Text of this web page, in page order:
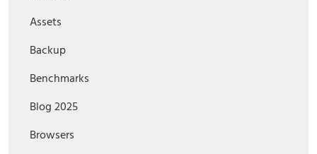
Assets
Backup
Benchmarks
Blog 2025
Browsers